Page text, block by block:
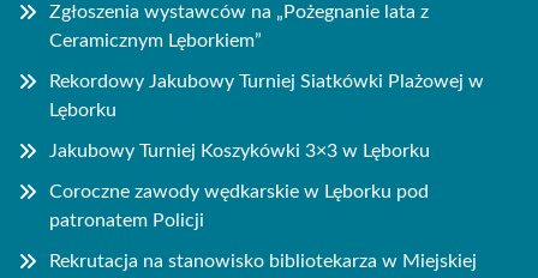
Zgłoszenia wystawców na „Pożegnanie lata z
Ceramicznym Lęborkiem”
Rekordowy Jakubowy Turniej Siatkówki Plażowej w
Lęborku
Jakubowy Turniej Koszykówki 3×3 w Lęborku
Coroczne zawody wędkarskie w Lęborku pod
patronatem Policji
Rekrutacja na stanowisko bibliotekarza w Miejskiej